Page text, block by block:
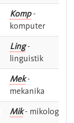
Komp-
komputer
Ling-
linguistik
Mek-
mekanika
Mik- mikologi